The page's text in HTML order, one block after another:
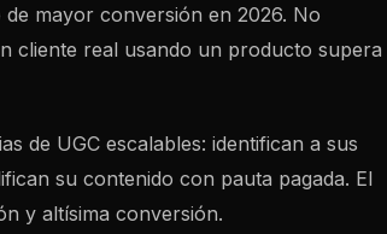
mayor conversión en 2026. No
cliente real usando un producto supera
de UGC escalables: identifican a sus
su contenido con pauta pagada. El
y altísima conversión.